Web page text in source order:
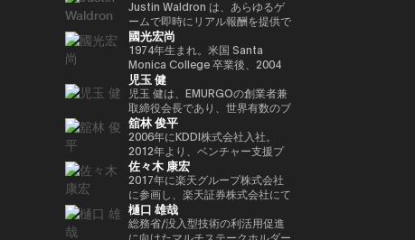
ビ芸術アカデミー）のアドバイザ
リーボードメンバー、ならびに
Asian Youth Orchestraの理事も
務めています。 必要であれば、
講演者紹介向けにさらに自然で洗
練された日本語版にも整えられま
す。
学バッファロー校にてクリエイテ
ィブ・ライティングの修士号を取
得。シラキュース大学にて二つの
学士号を取得しており、2000年
以降、同大学の名門 Newhouse
School of Public
Communications のアドバイザ
リーボードメンバーも務めてい
る。 さらにターピンは、プエル
トリコにおけるビットコインおよ
び暗号資産コミュニティの先駆者
とも見なされており、2016年初
頭にはこの分野において初の投資
家向け優遇認定（Investor
Decree）を受けている。
ード、Navteq Corporation、ノ
キアなどの主要なテクノロジーブ
ランドで、マーケティング、製品
開発、ビジネス開発の役割を20
年以上にわたって経験してきまし
た。彼はテクノロジー業界でビジ
ネス戦略をリードする確かな実績
を築いています。 Terence Ng
は、シンガポールの南洋理工大学
でビジネス学の学士号を取得しま
した。彼は現在、シンガポールを
拠点としており、ブロックチェー
ンとAI技術の熱心なファンです。
社bitFlyer Blockchain代表取締
役、bitFlyer USA, Inc.の
Director、株式会社Custodiem
の取締役を務めるほか、一般社団
法人日本ブロックチェーン協会
（JBA）代表理事を務める。 そ
の他にも、ISO/TC307国内審議
委員会Committee会員、防衛省
オピニオンリーダーなども務め、
創業以来掲げるbitFlyerのミッシ
ョンである「ブロックチェーンで
世界を簡単に。」の実現に向け、
様々な場面でweb3業界の発展に
向け意欲的に活動中。
点におけるイノベーションを推進
している。 「コードを現実世界
の価値へと変換する」ことに重点
を置き、Nick はセルフカストデ
ィ型ウォレットを次世代の金融イ
ンフラとして進化させる役割を担
い、その未来を形作っている。
ヘッジファンド Davidson
Kempner Capital Management
に参画。その後、シンガポールを
拠点とする投資ファンド 3D
Investment Partners を共同創業
した。 また、デジタル資産の担
保管理およびカストディサービス
を提供する Copper において
は、APAC 地域の収益統括責任者
（Head of Revenue APAC）を務
め、同社のアジア太平洋地域にお
ける事業成長を牽引した。
所Bitpointを設立し、CEOとな
りました。2019年には世界経済
フォーラムからヤング・グローバ
ル・リーダーに選出されました。
onchain）」というミッションの
もと、分散型インターネットのた
めの基盤インフラ構築を主導して
いる。 日本最大のパブリックブ
ロックチェーンであり、国内
Web3インフラの要石となった
Astar Networkを牽引したことで
その名を世界に広めた。また、キ
ャリアにおける重要なマイルスト
ーンとして、ソニーグループとの
連携のもと、Sony Block
Solutions Labsと共同開発した
イーサリアムレイヤー2ブロック
チェーン「Soneium（ソニュー
ム）」が挙げられる。この取り組
みは、日本のブロックチェーン技
Justin Waldron は、あらゆるゲ
ームで即時にリアル報酬を提供で
きるプラットフォーム play.fun
の創業者兼CEOです。また、
Playco の共同創業者兼社長を務
めるほか、渋谷区役所による取り
組みである Shibuya Startup
Support のアドバイザー、さら
に X&KSK のパートナーとして、
グローバル展開が期待される有望
な日本のスタートアップへの投資
も行っています。 60社以上に投
資するエンジェル投資家としても
活躍しており、特に Zynga の共
同創業者として広く知られていま
す。2021年には Business
Insider により「Top 100 Seed
國光宏尚
1974年生まれ。米国 Santa
Monica College 卒業後、2004
年に株式会社アットムービーに入
社。同年に取締役に就任し、映
画・テレビドラマのプロデュース
や新規事業の立ち上げを担当。
2007年に株式会社gumiを設立
し、代表取締役社長に就任。
2021年に同社を退任し、同年に
株式会社Thirdverseと2019年に
共同創業した株式会社フィナンシ
ェの代表取締役CEOに就任。著
書に『メタバースとWeb3』（エ
ムディエヌコーポレーション）が
児玉 健
児玉 健は、EMURGOの創業者兼
取締役会長であり、世界有数のブ
ロックチェーンプラットフォーム
であるCardanoの共同創業者の
一人です。暗号資産およびブロッ
クチェーン分野において10年以
上にわたり豊富な経験と先見性を
培い、グローバルな視点で業界の
発展を牽引してきました。ブロッ
クチェーン技術を通じて「信頼」
と「価値」の概念を再定義し、次
舘林 俊平
2006年にKDDI株式会社入社。
2012年より、ベンチャー支援プ
ログラムKDDI∞Laboやベンチャ
ー投資ファンド、 KDDI Open
Innovation Fundに関わり、主に
スポーツ、エンタメ、XR、
Web3領域での出資やアライアン
スを担当。 2025年4月より現
佐々木 康宏
2017年に楽天グループ株式会社
に参画し、楽天証券株式会社にて
IT本部部長、フィンテック本部副
本部長を経て2018年9月より現
職。現在、国内暗号資産業界全体
樋口 雄哉
総務省/没入型技術の利活用促進
に向けたマルチステークホルダー